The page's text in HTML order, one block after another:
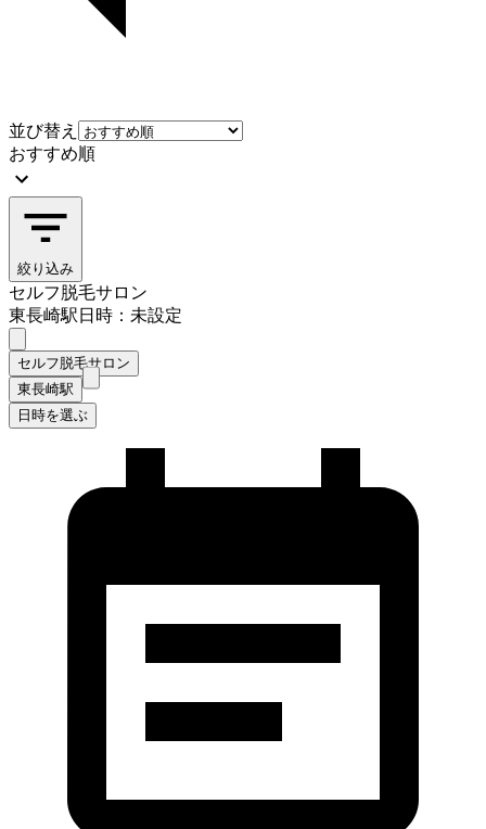
並び替え
おすすめ順
絞り込み
セルフ脱毛サロン
東長崎駅日時：未設定
セルフ脱毛サロン
東長崎駅
日時を選ぶ